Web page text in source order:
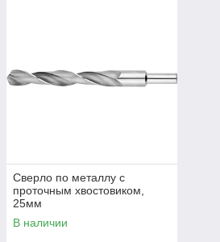
Сверло по металлу с
проточным хвостовиком,
25мм
В наличии